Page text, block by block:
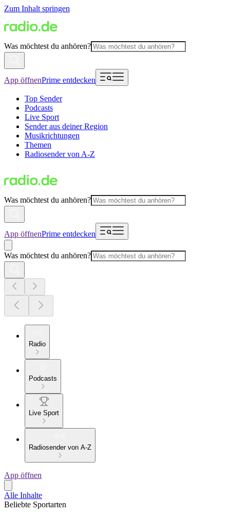
Zum Inhalt springen
Was möchtest du anhören?
App öffnenPrime entdecken
Top Sender
Podcasts
Live Sport
Sender aus deiner Region
Musikrichtungen
Themen
Radiosender von A-Z
Was möchtest du anhören?
App öffnenPrime entdecken
Was möchtest du anhören?
Radio
Podcasts
Live Sport
Radiosender von A-Z
App öffnen
Alle Inhalte
Beliebte Sportarten